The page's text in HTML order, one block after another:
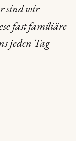
sind wir
fast familiäre
jeden Tag